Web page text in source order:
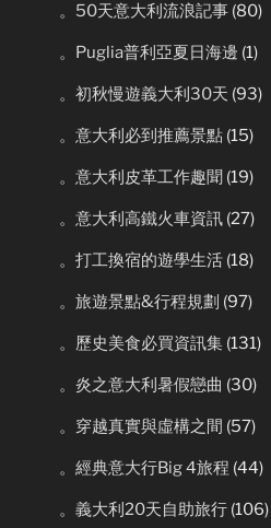
。50天意大利流浪記事 (80)
。Puglia普利亞夏日海邊 (1)
。初秋慢遊義大利30天 (93)
。意大利必到推薦景點 (15)
。意大利皮革工作趣聞 (19)
。意大利高鐵火車資訊 (27)
。打工換宿的遊學生活 (18)
。旅遊景點&行程規劃 (97)
。歷史美食必買資訊集 (131)
。炎之意大利暑假戀曲 (30)
。穿越真實與虛構之間 (57)
。經典意大行Big 4旅程 (44)
。義大利20天自助旅行 (106)